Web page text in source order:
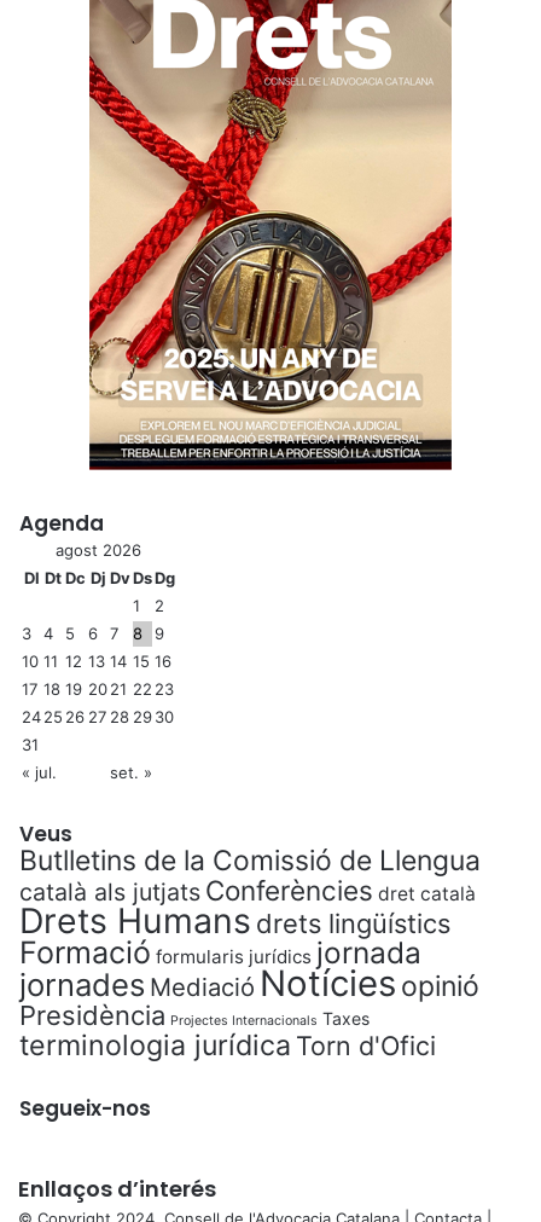
Agenda
agost 2026
Dl DtDc Dj DvDsDg
1
2
3
4 5 6 7 8
9
10 11 12 13 14 15 16
17 18 19 2021 22 23
2425 26 27 28 2930
31
« jul.
set. »
Veus
Butlletins de la Comissió de Llengua
català als jutjats Conferències dret català
Drets Humans drets lingüístics
Formació formularis jurídics jornada
jornades Mediació Notícies opinió
Presidència Projectes Internacionals Taxes
terminologia jurídica Torn d'Ofici
Segueix-nos
Enllaços d’interés
© Copyright 2024, Consell de l'Advocacia Catalana | Contacta